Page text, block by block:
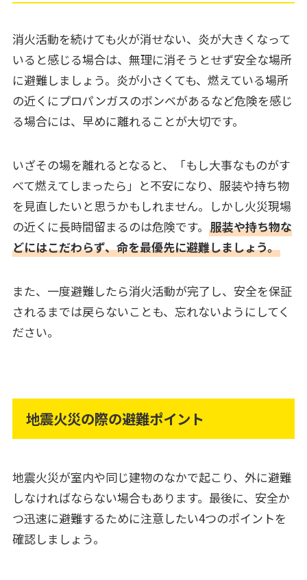
消火活動を続けても火が消せない、炎が大きくなって
いると感じる場合は、無理に消そうとせず安全な場所
に避難しましょう。炎が小さくても、燃えている場所
の近くにプロパンガスのボンベがあるなど危険を感じ
る場合には、早めに離れることが大切です。
いざその場を離れるとなると、「もし大事なものがす
べて燃えてしまったら」と不安になり、服装や持ち物
を見直したいと思うかもしれません。しかし火災現場
の近くに長時間留まるのは危険です。 服装や持ち物な
どにはこだわらず、命を最優先に避難しましょう。
また、一度避難したら消火活動が完了し、安全を保証
されるまでは戻らないことも、忘れないようにしてく
ださい。
地震火災の際の避難ポイント
地震火災が室内や同じ建物のなかで起こり、外に避難
しなければならない場合もあります。最後に、安全か
つ迅速に避難するために注意したい4つのポイントを
確認しましょう。